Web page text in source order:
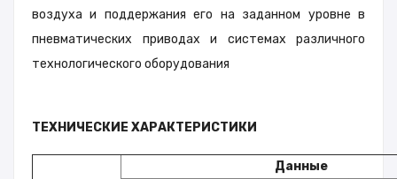
воздуха и поддержания его на заданном уровне в
пневматических приводах и системах различного
технологического оборудования
ТЕХНИЧЕСКИЕ ХАРАКТЕРИСТИКИ
Данные